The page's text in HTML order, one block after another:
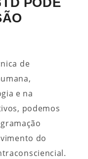
de
e na
podemos
do